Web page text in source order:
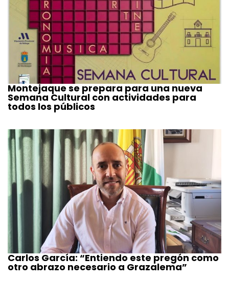
Montejaque se prepara para una nueva
Semana Cultural con actividades para
todos los públicos
Carlos García: “Entiendo este pregón como
otro abrazo necesario a Grazalema”